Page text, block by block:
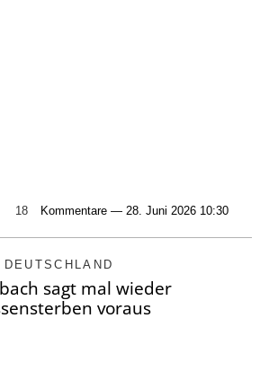
18 Kommentare — 28. Juni 2026 10:30
DEUTSCHLAND
sagt mal wieder
voraus